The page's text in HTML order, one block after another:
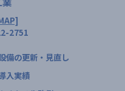
2751
備の更新・見直し
入実績